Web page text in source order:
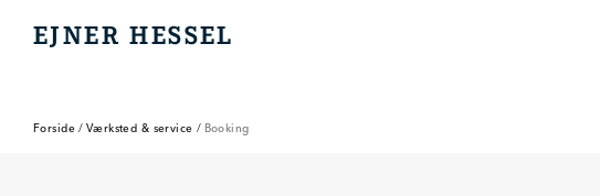
EJNER HESSEL
Forside / Værksted & service / Booking